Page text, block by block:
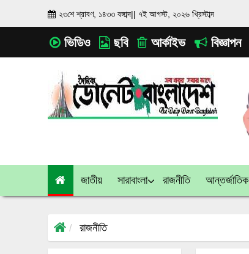
২৩শে শ্রাবণ, ১৪৩৩ বঙ্গাব্দ|| ৭ই আগস্ট, ২০২৬ খ্রিস্টাব্দ
ভিডিও ছবি আর্কাইভ বিজ্ঞাপন
জাতীয় সারাবাংলা রাজনীতি আন্তর্জাতিক
রাজনীতি